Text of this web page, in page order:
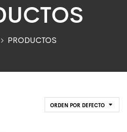
PRODUCTOS
ORDEN POR DEFECTO